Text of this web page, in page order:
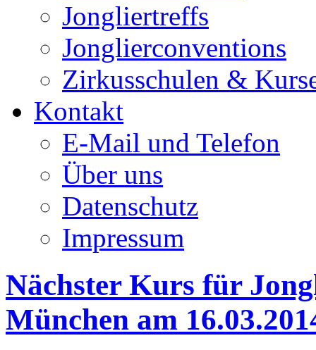
Jongliertreffs
Jonglierconventions
Zirkusschulen &
Kontakt
E-Mail und Telefon
Über uns
Datenschutz
Impressum
Nächster Kurs für
München am